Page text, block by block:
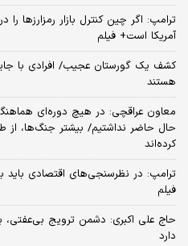
ترامپ: اگر چین کنترل بازار رمزارزها را
آمریکا است+ فیلم
کشف یک گورستان عجیب/ افرادی با
هستند
معاون عراقچی: در هیچ دوره‌ای
حال حاضر نداشتیم/ بیشتر جنگ‌ها، از
کرده‌اند
فیلم
حاج علی اکبری: دشمن ترویج بی‌عفتی،
دارد